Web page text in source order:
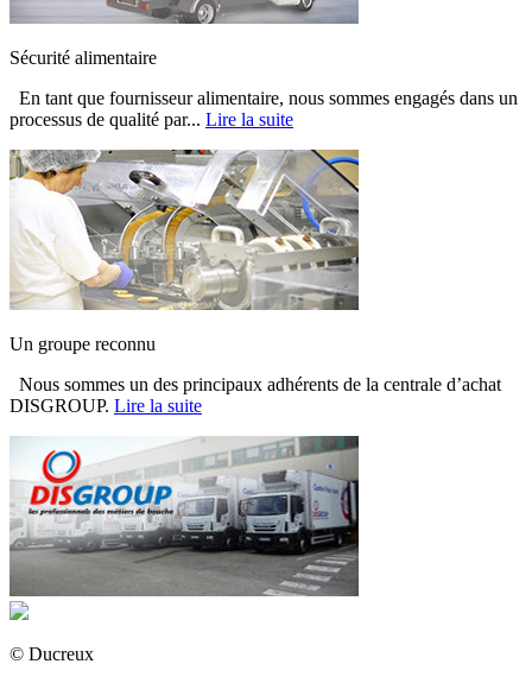
Sécurité alimentaire
En tant que fournisseur alimentaire, nous sommes engagés dans un
processus de qualité par... Lire la suite
Un groupe reconnu
Nous sommes un des principaux adhérents de la centrale d’achat
DISGROUP. Lire la suite
© Ducreux